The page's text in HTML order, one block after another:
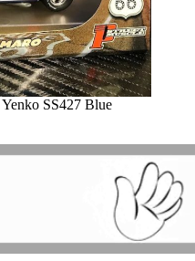
SS427 Blue